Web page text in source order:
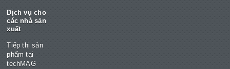
Dịch vụ cho
các nhà sản
xuất
Tiếp thị sản
phẩm tại
techMAG